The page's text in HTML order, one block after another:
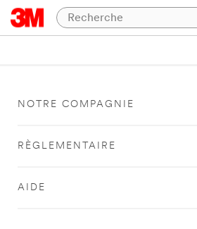
NOTRE COMPAGNIE
RÈGLEMENTAIRE
AIDE